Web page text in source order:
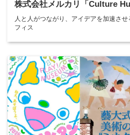
株式会社メルカリ「Culture
人と人がつながり、アイデアを加速させ
フィス